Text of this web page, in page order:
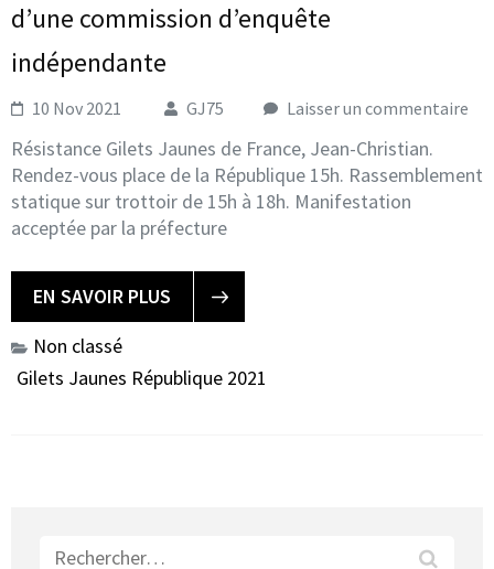
d’une commission d’enquête
indépendante
10 Nov 2021 GJ75 Laisser un commentaire
Résistance Gilets Jaunes de France, Jean-Christian.
Rendez-vous place de la République 15h. Rassemblement
statique sur trottoir de 15h à 18h. Manifestation
acceptée par la préfecture
EN SAVOIR PLUS
Non classé
Gilets Jaunes République 2021
Rechercher :